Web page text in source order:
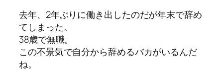
去年、2年ぶりに働き出したのだが年末で辞め
てしまった。
38歳で無職。
この不景気で自分から辞めるバカがいるんだ
ね。